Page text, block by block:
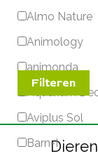
Almo Nature
Animology
animonda
Aquarium
Aviplus Sol
Barn-I
Filteren